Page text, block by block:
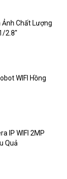
Ảnh Chất Lượng
2.8"
WIFI Hồng
IP WIFI 2MP
Quả